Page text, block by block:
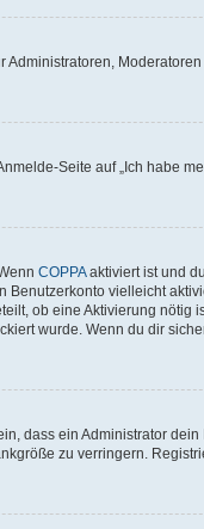
Seite auf „Ich habe
COPPAaktiviert ist und
vielleicht
ob eine Aktivierung nötig
wurde. Wenn du dir
dass ein Administrator
zu verringern.